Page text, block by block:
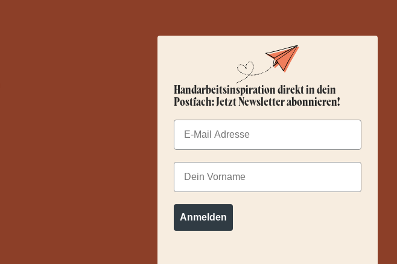
Handarbeitsinspiration direkt in dein
Postfach: Jetzt Newsletter abonnieren!
Email
Dein Vorname
Anmelden